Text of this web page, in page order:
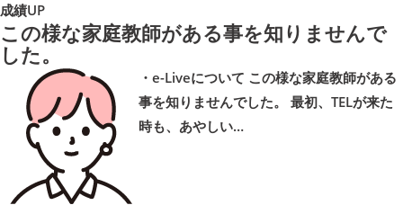
成績UP
この様な家庭教師がある事を知りませんで
した。
・e-Liveについて この様な家庭教師がある
事を知りませんでした。 最初、TELが来た
時も、あやしい…